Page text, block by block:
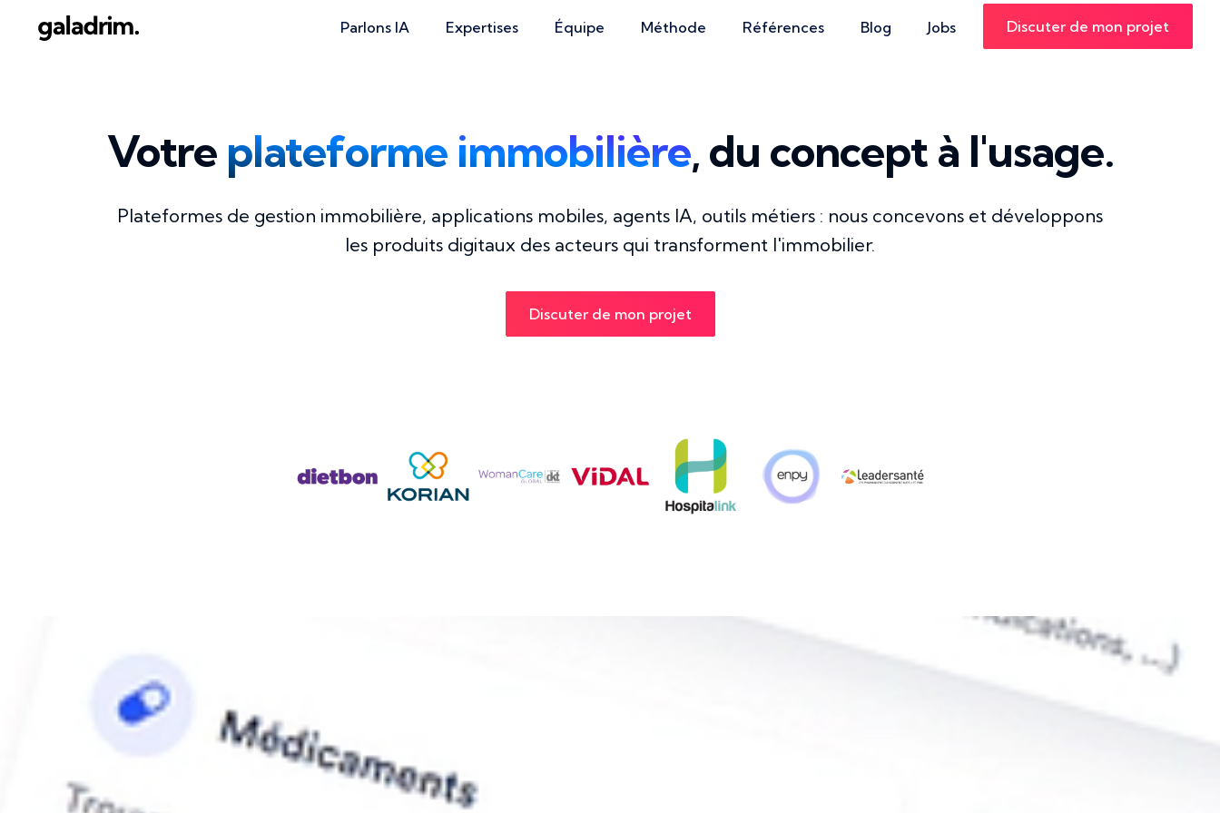
Parlons IA Expertises Équipe Méthode Références Blog Jobs Discuter de mon projet
Votre plateforme immobilière, du concept à l'usage.
Plateformes de gestion immobilière, applications mobiles, agents IA, outils métiers : nous concevons et développons
les produits digitaux des acteurs qui transforment l'immobilier.
Discuter de mon projet